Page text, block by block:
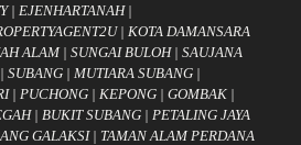
| EJENHARTANAH|
| KOTA DAMANSARA
ALAM| SUNGAI BULOH| SAUJANA
| SUBANG | MUTIARA SUBANG |
| PUCHONG | KEPONG | GOMBAK |
| BUKIT SUBANG | PETALING JAYA
GALAKSI| TAMAN ALAM PERDANA